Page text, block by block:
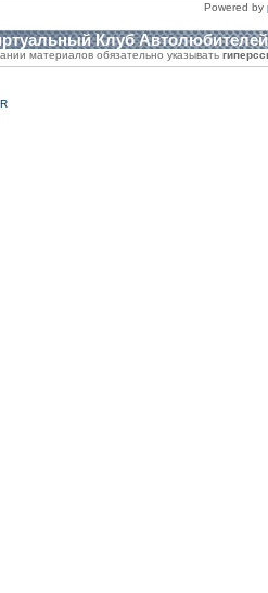
Powered by
Клуб Автолюбителей
материалов обязательно указывать